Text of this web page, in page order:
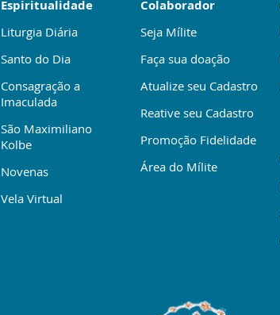
Colaborador
Seja Mílite
Faça sua doação
Atualize seu Cadastro
Reative seu Cadastro
Promoção Fidelidade
Área do Mílite
Espiritualidade
Liturgia Diária
Santo do Dia
Consagração a
Imaculada
São Maximiliano
Kolbe
Novenas
Vela Virtual